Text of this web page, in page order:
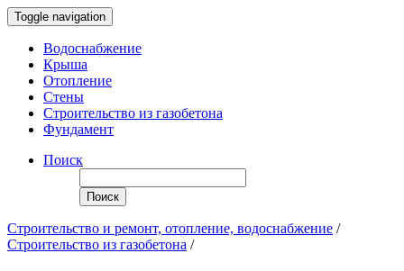
Toggle navigation
Водоснабжение
Крыша
Отопление
Стены
Строительство из газобетона
Фундамент
Поиск
Поиск
Строительство и ремонт, отопление, водоснабжение /
Строительство из газобетона /